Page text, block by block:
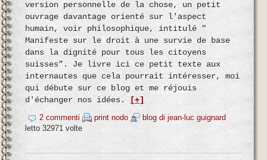
version personnelle de la chose, un petit
ouvrage davantage orienté sur l'aspect
humain, voir philosophique, intitulé "
Manifeste sur le droit à une survie de base
dans la dignité pour tous les citoyens
suisses”. Je livre ici ce petit texte aux
internautes que cela pourrait intéresser, moi
qui débute sur ce blog et me réjouis
d'échanger nos idées.
[+]
2 commenti
print nodo
blog di jean-luc guignard
letto 32971 volte